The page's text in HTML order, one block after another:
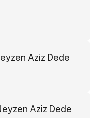
Aziz Dede
Aziz Dede